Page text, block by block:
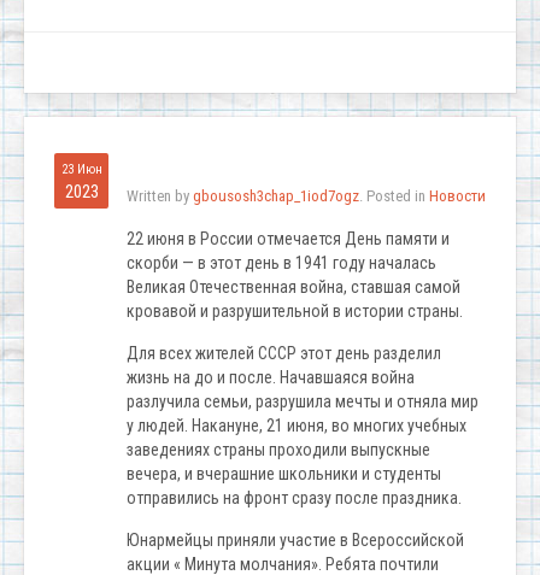
23 Июн
2023 Written by gbousosh3chap_1iod7ogz. Posted in Новости
22 июня в России отмечается День памяти и
скорби — в этот день в 1941 году началась
Великая Отечественная война, ставшая самой
кровавой и разрушительной в истории страны.
Для всех жителей СССР этот день разделил
жизнь на до и после. Начавшаяся война
разлучила семьи, разрушила мечты и отняла мир
у людей. Накануне, 21 июня, во многих учебных
заведениях страны проходили выпускные
вечера, и вчерашние школьники и студенты
отправились на фронт сразу после праздника.
Юнармейцы приняли участие в Всероссийской
акции « Минута молчания». Ребята почтили